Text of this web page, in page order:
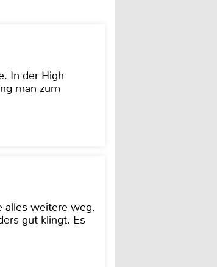
In der High
man zum
alles weitere weg.
gut klingt. Es